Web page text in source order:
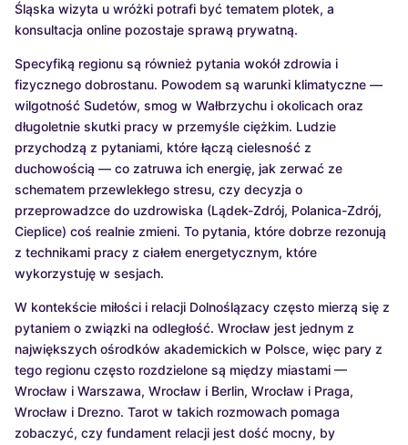
Śląska wizyta u wróżki potrafi być tematem plotek, a
konsultacja online pozostaje sprawą prywatną.
Specyfiką regionu są również pytania wokół zdrowia i
fizycznego dobrostanu. Powodem są warunki klimatyczne —
wilgotność Sudetów, smog w Wałbrzychu i okolicach oraz
długoletnie skutki pracy w przemyśle ciężkim. Ludzie
przychodzą z pytaniami, które łączą cielesność z
duchowością — co zatruwa ich energię, jak zerwać ze
schematem przewlekłego stresu, czy decyzja o
przeprowadzce do uzdrowiska (Lądek-Zdrój, Polanica-Zdrój,
Cieplice) coś realnie zmieni. To pytania, które dobrze rezonują
z technikami pracy z ciałem energetycznym, które
wykorzystuję w sesjach.
W kontekście miłości i relacji Dolnoślązacy często mierzą się z
pytaniem o związki na odległość. Wrocław jest jednym z
największych ośrodków akademickich w Polsce, więc pary z
tego regionu często rozdzielone są między miastami —
Wrocław i Warszawa, Wrocław i Berlin, Wrocław i Praga,
Wrocław i Drezno. Tarot w takich rozmowach pomaga
zobaczyć, czy fundament relacji jest dość mocny, by